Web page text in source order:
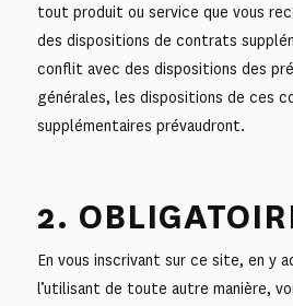
tout produit ou service que vous
des dispositions de contrats
conflit avec des dispositions des
générales, les dispositions de ces
supplémentaires prévaudront.
2.
En vous inscrivant sur ce site, en y
l’utilisant de toute autre manière,